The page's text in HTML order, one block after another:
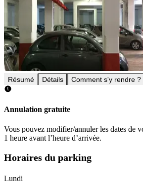
Résumé Détails Comment s'y rendre ?
Annulation gratuite
Vous pouvez modifier/annuler les dates de
1 heure avant l’heure d’arrivée.
Horaires du parking
Lundi